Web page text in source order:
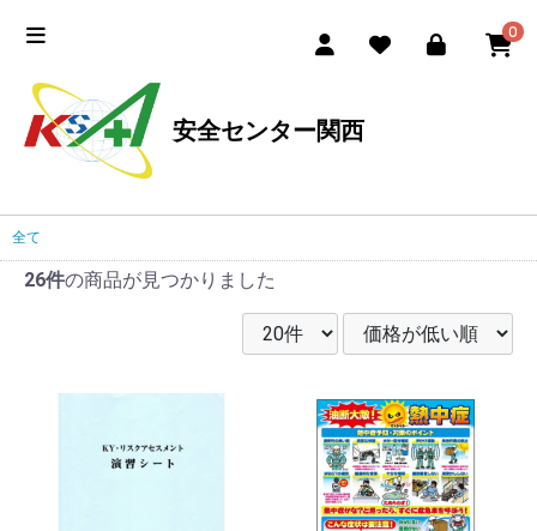
0
安全センター関西
全て
26件の商品が見つかりました